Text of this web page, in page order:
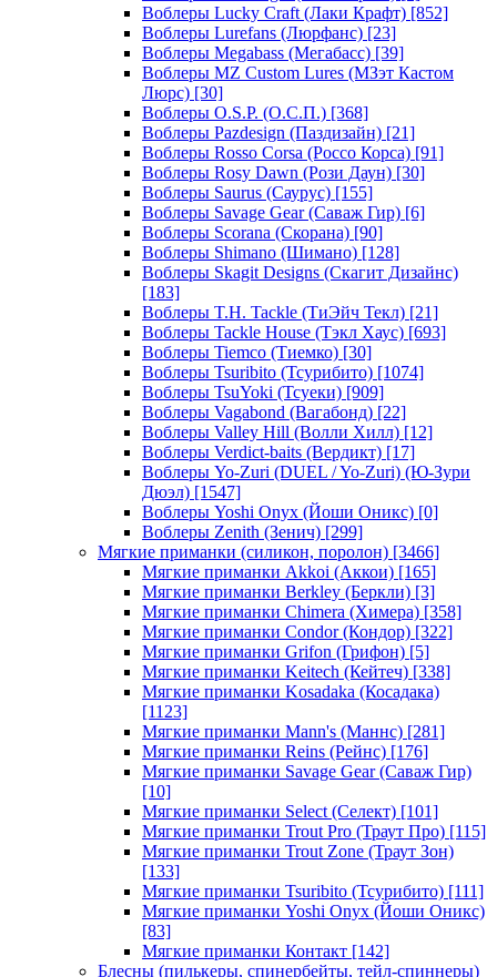
Воблеры Lucky Craft (Лаки Крафт) [852]
Воблеры Lurefans (Люрфанс) [23]
Воблеры Megabass (Мегабасс) [39]
Воблеры MZ Custom Lures (МЗэт Кастом
Люрс) [30]
Воблеры O.S.P. (О.С.П.) [368]
Воблеры Pazdesign (Паздизайн) [21]
Воблеры Rosso Corsa (Россо Корса) [91]
Воблеры Rosy Dawn (Рози Даун) [30]
Воблеры Saurus (Саурус) [155]
Воблеры Savage Gear (Саваж Гир) [6]
Воблеры Scorana (Скорана) [90]
Воблеры Shimano (Шимано) [128]
Воблеры Skagit Designs (Скагит Дизайнс)
[183]
Воблеры T.H. Tackle (ТиЭйч Текл) [21]
Воблеры Tackle House (Тэкл Хаус) [693]
Воблеры Tiemco (Тиемко) [30]
Воблеры Tsuribito (Тсурибито) [1074]
Воблеры TsuYoki (Тсуеки) [909]
Воблеры Vagabond (Вагабонд) [22]
Воблеры Valley Hill (Волли Хилл) [12]
Воблеры Verdict-baits (Вердикт) [17]
Воблеры Yo-Zuri (DUEL / Yo-Zuri) (Ю-Зури
Дюэл) [1547]
Воблеры Yoshi Onyx (Йоши Оникс) [0]
Воблеры Zenith (Зенич) [299]
Мягкие приманки (силикон, поролон) [3466]
Мягкие приманки Akkoi (Аккои) [165]
Мягкие приманки Berkley (Беркли) [3]
Мягкие приманки Chimera (Химера) [358]
Мягкие приманки Condor (Кондор) [322]
Мягкие приманки Grifon (Грифон) [5]
Мягкие приманки Keitech (Кейтеч) [338]
Мягкие приманки Kosadaka (Косадака)
[1123]
Мягкие приманки Mann's (Маннс) [281]
Мягкие приманки Reins (Рейнс) [176]
Мягкие приманки Savage Gear (Саваж Гир)
[10]
Мягкие приманки Select (Селект) [101]
Мягкие приманки Trout Pro (Траут Про) [115]
Мягкие приманки Trout Zone (Траут Зон)
[133]
Мягкие приманки Tsuribito (Тсурибито) [111]
Мягкие приманки Yoshi Onyx (Йоши Оникс)
[83]
Мягкие приманки Контакт [142]
Блесны (пилькеры, спинербейты, тейл-спиннеры)